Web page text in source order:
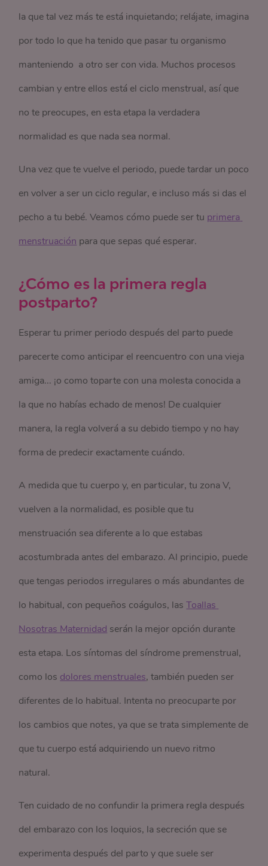
la que tal vez más te está inquietando; relájate, imagina
por todo lo que ha tenido que pasar tu organismo
manteniendo a otro ser con vida. Muchos procesos
cambian y entre ellos está el ciclo menstrual, así que
no te preocupes, en esta etapa la verdadera
normalidad es que nada sea normal.
Una vez que te vuelve el periodo, puede tardar un poco
en volver a ser un ciclo regular, e incluso más si das el
pecho a tu bebé. Veamos cómo puede ser tu primera
menstruación para que sepas qué esperar.
¿Cómo es la primera regla
postparto?
Esperar tu primer periodo después del parto puede
parecerte como anticipar el reencuentro con una vieja
amiga... ¡o como toparte con una molesta conocida a
la que no habías echado de menos! De cualquier
manera, la regla volverá a su debido tiempo y no hay
forma de predecir exactamente cuándo.
A medida que tu cuerpo y, en particular, tu zona V,
vuelven a la normalidad, es posible que tu
menstruación sea diferente a lo que estabas
acostumbrada antes del embarazo. Al principio, puede
que tengas periodos irregulares o más abundantes de
lo habitual, con pequeños coágulos, lasToallas
Nosotras Maternidad serán la mejor opción durante
esta etapa. Los síntomas del síndrome premenstrual,
como los dolores menstruales, también pueden ser
diferentes de lo habitual. Intenta no preocuparte por
los cambios que notes, ya que se trata simplemente de
que tu cuerpo está adquiriendo un nuevo ritmo
natural.
Ten cuidado de no confundir la primera regla después
del embarazo con los loquios, la secreción que se
experimenta después del parto y que suele ser